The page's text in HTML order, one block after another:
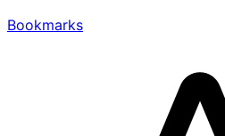
Bookmarks